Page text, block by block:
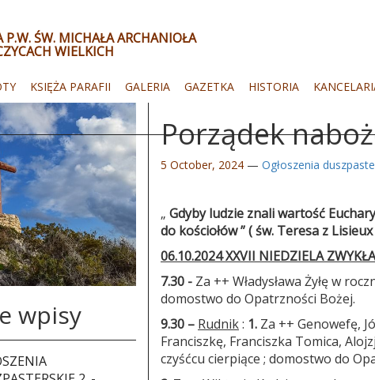
P.W. ŚW. MICHAŁA ARCHANIOŁA
WIELKICH
KSIĘŻA PARAFII GALERIA GAZETKA HISTORIA
Porządek
5 October, 2024 — Ogłoszenia
„ Gdyby ludzie znali wartość
do kościołów ”( św. Teresa z Lisieux
06.10.2024 XXVII NIEDZIELA ZWYKŁA
7.30 - Za ++ Władysława Żyłę w
domostwo do Opatrzności Bożej.
9.30 – Rudnik: 1. Za ++ Genowefę,
Franciszkę, Franciszka Tomica,
czyśćcu cierpiące ; domostwo do
wpisy